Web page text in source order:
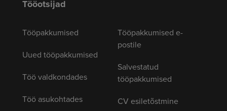
Tööotsijad
Tööpakkumised
Uued tööpakkumised
Töö valdkondades
Töö asukohtades
Tööpakkumised e-
postile
Salvestatud
tööpakkumised
CV esiletõstmine